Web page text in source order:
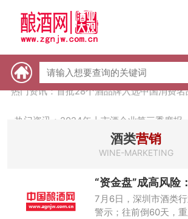
热门资讯：【酒体设计师】职业技能培训及
热门资讯：首批28个酒品牌入选中国消费名
么简单
酒、黄酒）
热门资讯：名酒之光：共话荣耀背后的价值与
酒类营销
WINE-MARKETING
“资金盘”成高风险
道成人礼
7月6日，深圳市酒类
警示；往前倒60天，